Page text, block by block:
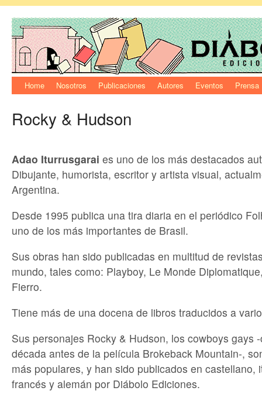
Home Nosotros Publicaciones Autores Eventos Prensa
Rocky & Hudson
Adao Iturrusgarai es uno de los más destacados
Dibujante, humorista, escritor y artista visual,
Argentina.
Desde 1995 publica una tira diaria en el periódico
uno de los más importantes de Brasil.
Sus obras han sido publicadas en multitud de
mundo, tales como: Playboy, Le Monde
Fierro.
Tiene más de una docena de libros traducidos a
Sus personajes Rocky & Hudson, los cowboys gays
década antes de la película Brokeback Mountain-,
más populares, y han sido publicados en castellano,
francés y alemán por Diábolo Ediciones.